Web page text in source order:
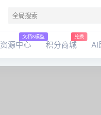
资源中心
文档&模型
积分商城
兑换
AI